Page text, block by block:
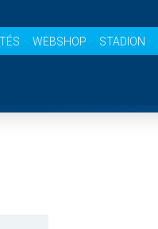
WEBSHOP STADION